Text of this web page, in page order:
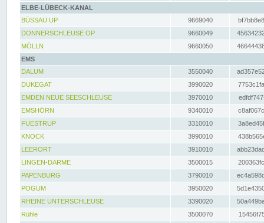
ELBE-LÜBECK-KANAL
BÜSSAU UP
9669040
DONNERSCHLEUSE OP
9660049
MÖLLN
9660050
EMS
DALUM
3550040
DUKEGAT
3990020
EMDEN NEUE SEESCHLEUSE
3970010
EMSHÖRN
9340010
FUESTRUP
3310010
KNOCK
3990010
LEERORT
3910010
LINGEN-DARME
3500015
PAPENBURG
3790010
POGUM
3950020
RHEINE UNTERSCHLEUSE
3390020
Rühle
3500070